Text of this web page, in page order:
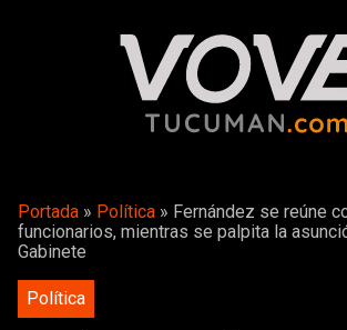
Portada » Política » Fernández se reúne
funcionarios, mientras se palpita la
Gabinete
Política